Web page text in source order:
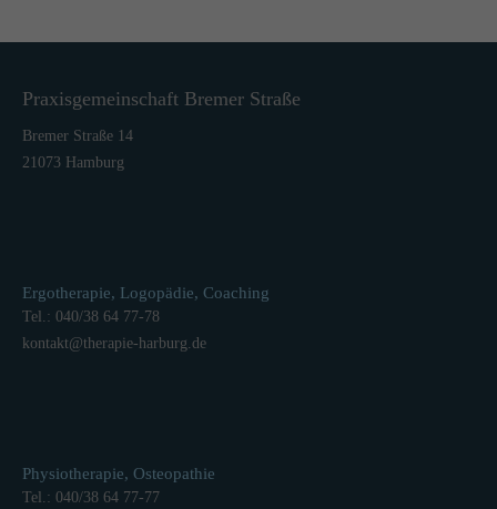
Praxisgemeinschaft Bremer Straße
Bremer Straße 14
21073 Hamburg
Ergotherapie, Logopädie, Coaching
Tel.: 040/38 64 77-78
kontakt@therapie-harburg.de
Physiotherapie, Osteopathie
Tel.: 040/38 64 77-77